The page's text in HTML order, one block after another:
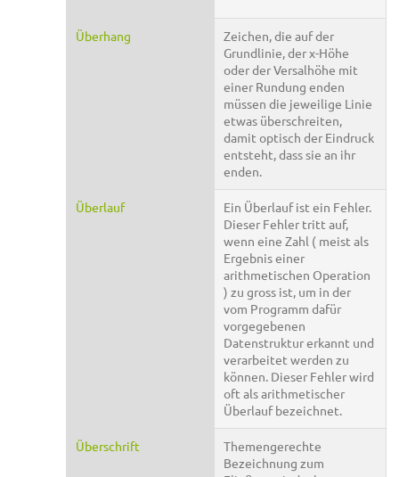
Überhang
Zeichen, die auf der
Grundlinie, der x-Höhe
oder der Versalhöhe mit
einer Rundung enden
müssen die jeweilige Linie
etwas überschreiten,
damit optisch der Eindruck
entsteht, dass sie an ihr
enden.
Überlauf
Ein Überlauf ist ein Fehler.
Dieser Fehler tritt auf,
wenn eine Zahl ( meist als
Ergebnis einer
arithmetischen Operation
) zu gross ist, um in der
vom Programm dafür
vorgegebenen
Datenstruktur erkannt und
verarbeitet werden zu
können. Dieser Fehler wird
oft als arithmetischer
Überlauf bezeichnet.
Überschrift
Themengerechte
Bezeichnung zum